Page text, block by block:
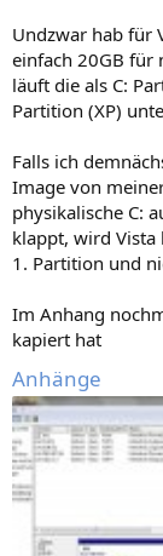
Undzwar hab für
einfach 20GB für
läuft die als C:
Partition (XP)
Falls ich
Image von
physikalische C:
klappt, wird Vista
1. Partition und
Im Anhang
kapiert hat
Anhänge